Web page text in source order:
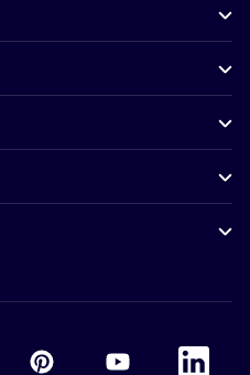
Accor Youtube
Accor